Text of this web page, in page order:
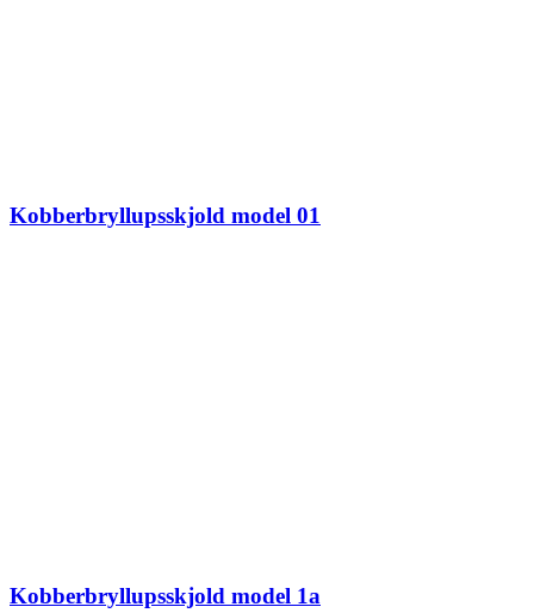
Kobberbryllupsskjold model 01
Kobberbryllupsskjold model 1a